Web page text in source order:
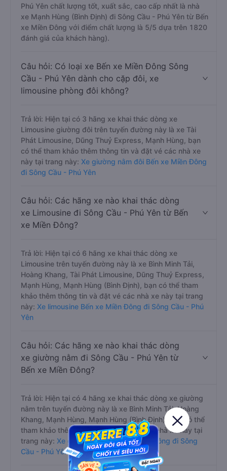
Phú Yên chất lượng tốt, xuất sắc, cao cấp nhất là nhà
xe Mạnh Hùng (Bình Định) đi Sông Cầu - Phú Yên từ Bến
xe Miền Đông với điểm chất lượng là 5/5 dựa trên 1820
đánh giá của khách hàng).
Câu hỏi: Có loại xe Bến xe Miền Đông Sông
Cầu - Phú Yên dành cho cặp đôi, xe
limousine phòng đôi không?
Trả lời: Hiện tại có 3 hãng xe khai thác dòng xe
Limousine giường đôi trên tuyến đường này là xe Tài
Phát Limousine, Dũng Thuỷ Express, Mạnh Hùng, bạn
có thể tham khảo thêm thông tin và đặt vé các nhà xe
này tại trang này: Xe giường nằm đôi Bến xe Miền Đông
đi Sông Cầu - Phú Yên
Câu hỏi: Các hãng xe nào khai thác dòng
xe Limousine đi Sông Cầu - Phú Yên từ Bến
xe Miền Đông?
Trả lời: Hiện tại có 6 hãng xe khai thác dòng xe
Limousine trên tuyến đường này là xe Bình Minh Tải,
Hoàng Khang, Tài Phát Limousine, Dũng Thuỷ Express,
Mạnh Hùng, Mạnh Hùng (Bình Định), bạn có thể tham
khảo thêm thông tin và đặt vé các nhà xe này tại trang
này: Xe limousine Bến xe Miền Đông đi Sông Cầu - Phú
Yên
Câu hỏi: Các hãng xe nào khai thác dòng
xe giường nằm đi Sông Cầu - Phú Yên từ
Bến xe Miền Đông?
Trả lời: Hiện tại có 4 hãng xe khai thác dòng xe giường
nằm trên tuyến đường này là xe Bình Minh Tải, Hoàng
Khang, Mạnh Hùng, Mạnh Hùng (Bình Định), bạn có thể
tham khảo thêm thông tin và đặt vé các nhà xe này tại
trang này: Xe giường nằm Bến xe Miền Đông đi Sông
Cầu - Phú Yên